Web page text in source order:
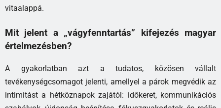
vitaalappá.
Mit jelent a „vágyfenntartás” kifejezés magyar
értelmezésben?
A gyakorlatban azt a tudatos, közösen vállalt
tevékenységcsomagot jelenti, amellyel a párok megvédik az
intimitást a hétköznapok zajától: időkeret, kommunikációs